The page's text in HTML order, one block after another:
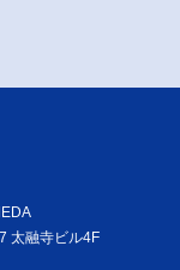
太融寺ビル4F